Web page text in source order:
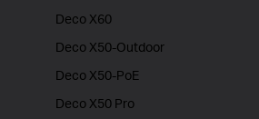
Deco X60
Deco X50-Outdoor
Deco X50-PoE
Deco X50 Pro